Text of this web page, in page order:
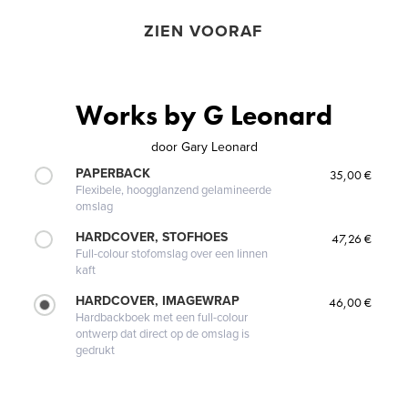
ZIEN VOORAF
Works by G Leonard
door Gary Leonard
PAPERBACK
Flexibele, hoogglanzend gelamineerde
omslag
35,00 €
HARDCOVER, STOFHOES
Full-colour stofomslag over een linnen
kaft
47,26 €
HARDCOVER, IMAGEWRAP
Hardbackboek met een full-colour
ontwerp dat direct op de omslag is
gedrukt
46,00 €